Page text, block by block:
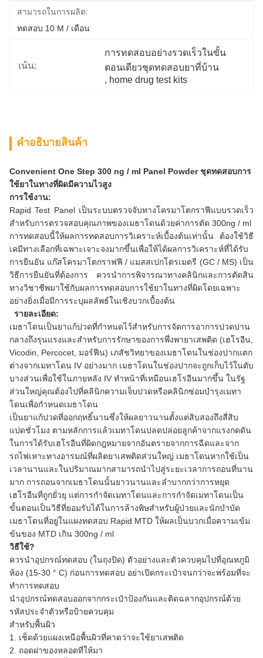
สามารถในการผลิต:
ทดสอบ 10 M / เดือน
เน้น:
การทดสอบอย่างรวดเร็วในขั้น
ตอนเดียวชุดทดสอบยาที่บ้าน
, home drug test kits
คําอธิบายสินค้า
Convenient One Step 300 ng / ml Panel Powder ชุดทดสอบการ
ใช้ยาในทางที่ผิดมีความไวสูง
การใช้งาน:
Rapid Test Panel เป็นระบบตรวจจับทางโครมาโตกราฟีแบบรวดเร็ว
สำหรับการตรวจสอบคุณภาพของเมธาโดนด้วยค่าการตัด 300ng / ml
การทดสอบนี้ให้ผลการทดสอบการวิเคราะห์เบื้องต้นเท่านั้น ต้องใช้วิธี
เคมีทางเลือกที่เฉพาะเจาะจงมากขึ้นเพื่อให้ได้ผลการวิเคราะห์ที่ได้รับ
การยืนยัน แก๊สโครมาโตกราฟฟี / แมสสเปกโตรเมตรี (GC / MS) เป็น
วิธีการยืนยันที่ต้องการ ควรนำการพิจารณาทางคลินิกและการตัดสิน
ทางวิชาชีพมาใช้กับผลการทดสอบการใช้ยาในทางที่ผิดโดยเฉพาะ
อย่างยิ่งเมื่อมีการระบุผลลัพธ์ในเชิงบวกเบื้องต้น
รายละเอียด:
เมธาโดนเป็นยาแก้ปวดที่กำหนดไว้สำหรับการจัดการอาการปวดปาน
กลางถึงรุนแรงและสำหรับการรักษาของการพึ่งพายาเสพติด (เฮโรอีน,
Vicodin, Percocet, มอร์ฟีน) เภสัชวิทยาของเมธาโดนในช่องปากแตก
ต่างจากเมทาโดน IV อย่างมาก เมธาโดนในช่องปากจะถูกเก็บไว้ในตับ
บางส่วนเพื่อใช้ในภายหลัง IV ทำหน้าที่เหมือนเฮโรอีนมากขึ้น ในรัฐ
ส่วนใหญ่คุณต้องไปที่คลินิกความเจ็บปวดหรือคลินิกซ่อมบำรุงเมทา
โดนเพื่อกำหนดเมธาโดน
เป็นยาแก้ปวดที่ออกฤทธิ์นานซึ่งให้ผลยาวนานตั้งแต่สิบสองถึงสี่สิบ
แปดชั่วโมง ตามหลักการแล้วเมทาโดนปลดปล่อยลูกค้าจากแรงกดดัน
ในการได้รับเฮโรอีนที่ผิดกฎหมายจากอันตรายจากการฉีดและจาก
รถไฟเหาะทางอารมณ์ที่ผลิตยาเสพติดส่วนใหญ่ เมธาโดนหากใช้เป็น
เวลานานและในปริมาณมากสามารถนำไปสู่ระยะเวลาการถอนที่นาน
มาก การถอนจากเมธาโดนนั้นยาวนานและลำบากกว่าการหยุด
เฮโรอีนที่ถูกยั่วยุ แต่การกำจัดเมทาโดนและการกำจัดเมทาโดนเป็น
ขั้นตอนเป็นวิธีที่ยอมรับได้ในการล้างพิษสำหรับผู้ป่วยและนักบำบัด
เมธาโดนที่อยู่ในแผงทดสอบ Rapid MTD ให้ผลเป็นบวกเมื่อความเข้ม
ข้นของ MTD เกิน 300ng / ml
วิธีใช้?
ควรนำอุปกรณ์ทดสอบ (ในถุงปิด) ตัวอย่างและตัวควบคุมไปที่อุณหภูมิ
ห้อง (15-30 ° C) ก่อนการทดสอบ อย่าเปิดกระเป๋าจนกว่าจะพร้อมที่จะ
ทำการทดสอบ
นำอุปกรณ์ทดสอบออกจากกระเป๋าป้องกันและติดฉลากอุปกรณ์ด้วย
รหัสประจำตัวหรือป้ายควบคุม
สำหรับพื้นผิว
1. เช็ดด้วยแผงเหนือพื้นผิวที่คาดว่าจะใช้ยาเสพติด
2. ถอดฝาของหลอดที่ให้มา